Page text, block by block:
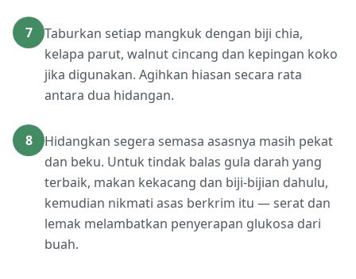
7
Taburkan setiap mangkuk dengan biji chia,
kelapa parut, walnut cincang dan kepingan koko
jika digunakan. Agihkan hiasan secara rata
antara dua hidangan.
8
Hidangkan segera semasa asasnya masih pekat
dan beku. Untuk tindak balas gula darah yang
terbaik, makan kekacang dan biji-bijian dahulu,
kemudian nikmati asas berkrim itu — serat dan
lemak melambatkan penyerapan glukosa dari
buah.